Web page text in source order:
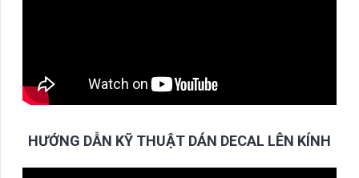
HƯỚNG DẪN KỸ THUẬT DÁN DECAL LÊN KÍNH